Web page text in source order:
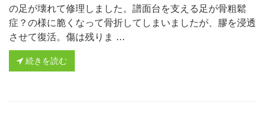
の足が壊れて修理しました。譜面台を支える足が骨粗鬆
症？の様に脆くなって骨折してしまいましたが、膠を浸透
させて復活。傷は残りま …
続きを読む